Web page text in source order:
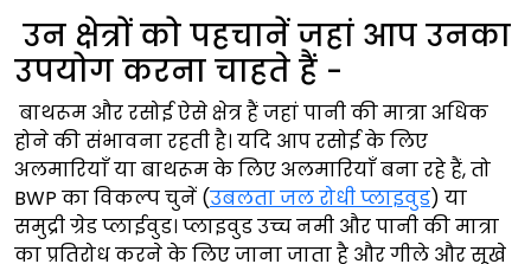
उन क्षेत्रों को पहचानें जहां आप उनका
उपयोग करना चाहते हैं -
बाथरूम और रसोई ऐसे क्षेत्र हैं जहां पानी की मात्रा अधिक
होने की संभावना रहती है। यदि आप रसोई के लिए
अलमारियाँ या बाथरूम के लिए अलमारियाँ बना रहे हैं, तो
BWP का विकल्प चुनें (उबलता जल रोधी प्लाइवुड) या
समुद्री ग्रेड प्लाईवुड। प्लाइवुड उच्च नमी और पानी की मात्रा
का प्रतिरोध करने के लिए जाना जाता है और गीले और सूखे